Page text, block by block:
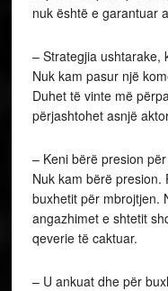
nuk është e garantuar
– Strategjia ushtarake,
Nuk kam pasur një
Duhet të vinte më
përjashtohet asnjë
– Keni bërë presion
Nuk kam bërë presion.
buxhetit për mbrojtjen.
angazhimet e shtetit
qeverie të caktuar.
– U ankuat dhe për